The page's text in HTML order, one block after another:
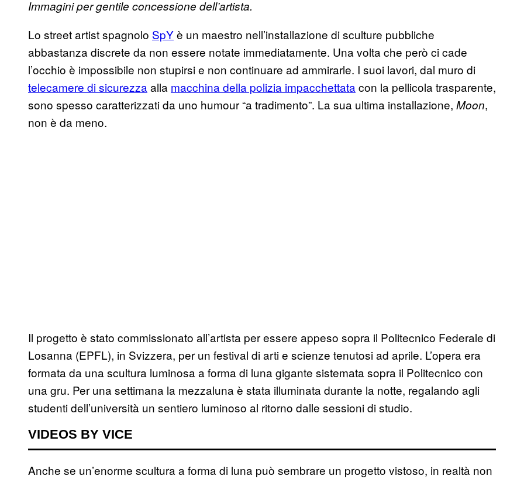
Immagini per gentile concessione dell’artista.
Lo street artist spagnolo SpYè un maestro nell’installazione di sculture pubbliche
abbastanza discrete da non essere notate immediatamente. Una volta che però ci cade
l’occhio è impossibile non stupirsi e non continuare ad ammirarle. I suoi lavori, dal muro di
telecamere di sicurezza alla macchina della polizia impacchettata con la pellicola trasparente,
sono spesso caratterizzati da uno humour “a tradimento”. La sua ultima installazione, Moon,
non è da meno.
Il progetto è stato commissionato all’artista per essere appeso sopra il Politecnico Federale di
Losanna (EPFL), in Svizzera, per un festival di arti e scienze tenutosi ad aprile. L’opera era
formata da una scultura luminosa a forma di luna gigante sistemata sopra il Politecnico con
una gru. Per una settimana la mezzaluna è stata illuminata durante la notte, regalando agli
studenti dell’università un sentiero luminoso al ritorno dalle sessioni di studio.
VIDEOS BY VICE
Anche se un’enorme scultura a forma di luna può sembrare un progetto vistoso, in realtà non